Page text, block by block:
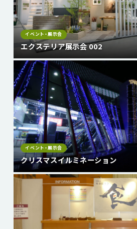
イベント・展示会
エクステリア展示会 002
イベント・展示会
クリスマスイルミネーション